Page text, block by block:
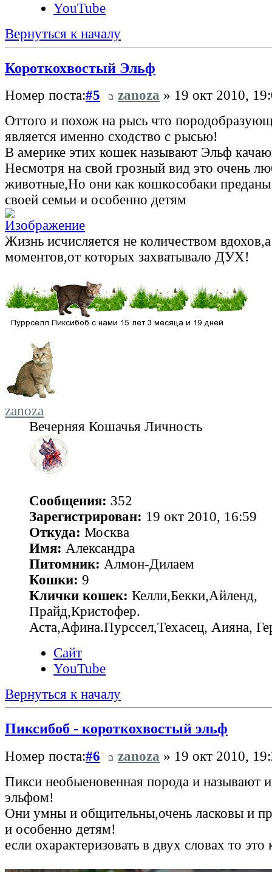
YouTube
Вернуться к началу
Короткохвостый Эльф
Номер поста:#5 zanoza » 19 окт 2010,
Оттого и похож на рысь что
является именно сходство с рысью!
В америке этих кошек называют Эльф
Несмотря на свой грозный вид это очень
животные,Но они как кошкособаки преданы
своей семьи и особенно детям
Жизнь исчисляется не количеством
моментов,от которых захватывало ДУХ!
zanoza
Вечерняя Кошачья Личность
Сообщения: 352
Зарегистрирован: 19 окт 2010, 16:59
Откуда: Москва
Имя: Александра
Питомник: Алмон-Дилаем
Кошки: 9
Клички кошек: Келли,Бекки,Айленд,
Прайд,Кристофер.
Аста,Афина.Пурссел,Техасец, Аияна,
Сайт
YouTube
Вернуться к началу
Пиксибоб - короткохвостый эльф
Номер поста:#6 zanoza » 19 окт 2010,
Пикси необыеновенная порода и называют
эльфом!
Они умны и общительны,очень ласковы и
и особенно детям!
если охарактеризовать в двух словах то